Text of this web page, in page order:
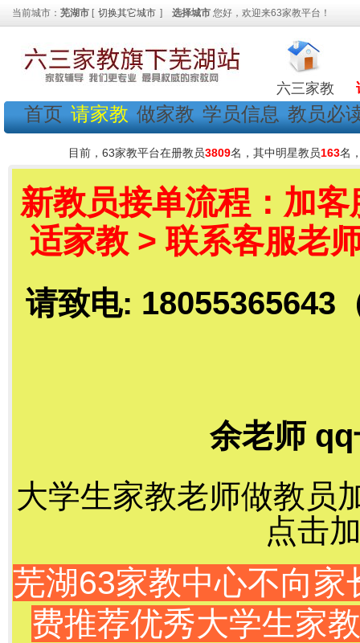
当前城市： 芜湖市 [ 切换其它城市 ] 选择城市 您好，欢迎来63家教平台！
六三家教
首页 请家教 做家教 学员信息 教员必
目前，63家教平台在册教员3809名，其中明星教员163名
新教员接单流程：加
适家教 > 联系客服老
请致电: 18055365643
余老师
大学生家教老师做教员
点击
芜湖63家教中心不向
费推荐优秀大学生家